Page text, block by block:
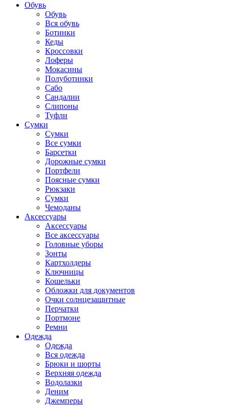
Обувь
Обувь
Вся обувь
Ботинки
Кеды
Кроссовки
Лоферы
Мокасины
Полуботинки
Сабо
Сандалии
Слипоны
Туфли
Сумки
Сумки
Все сумки
Барсетки
Дорожные сумки
Портфели
Поясные сумки
Рюкзаки
Сумки
Чемоданы
Аксессуары
Аксессуары
Все аксессуары
Головные уборы
Зонты
Картхолдеры
Ключницы
Кошельки
Обложки для документов
Очки солнцезащитные
Перчатки
Портмоне
Ремни
Одежда
Одежда
Вся одежда
Брюки и шорты
Верхняя одежда
Водолазки
Деним
Джемперы